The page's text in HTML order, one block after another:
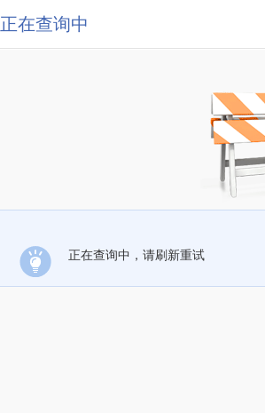
正在查询中
正在查询中，请刷新重试